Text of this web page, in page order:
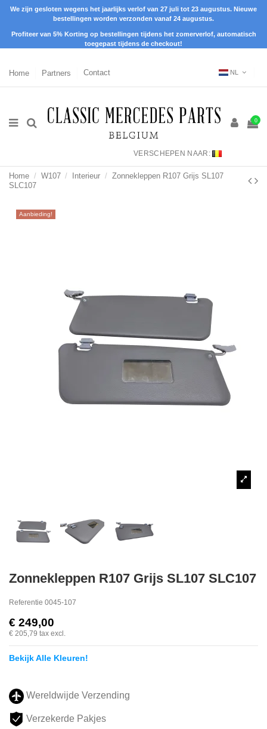
We zijn gesloten wegens het jaarlijks verlof van 27 juli tot 23 augustus. Nieuwe
bestellingen worden verzonden vanaf 24 augustus.
Profiteer van 5% Korting op bestellingen tijdens het zomerverlof, automatisch
toegepast tijdens de checkout!
Home Partners Contact NL
0
VERSCHEPEN NAAR:
Home W107 Interieur
Zonnekleppen R107 Grijs SL107
SLC107
Aanbieding!
Zonnekleppen R107 Grijs SL107 SLC107
Referentie 0045-107
€ 249,00
€ 205,79 tax excl.
Bekijk Alle Kleuren!
Wereldwijde Verzending
Verzekerde Pakjes